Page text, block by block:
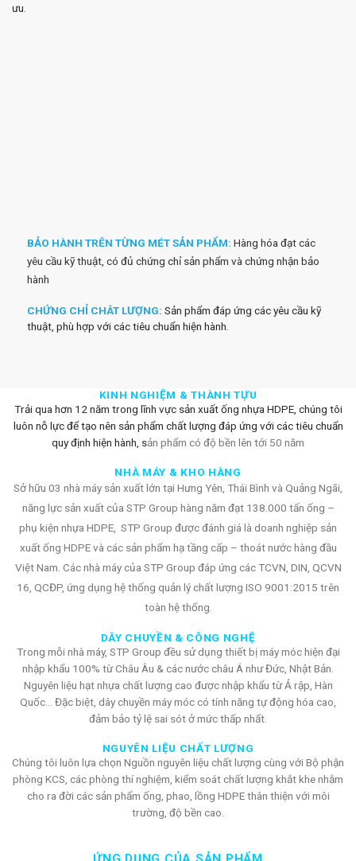
ưu.
BẢO HÀNH TRÊN TỪNG MÉT SẢN PHẨM: Hàng hóa đạt các
yêu cầu kỹ thuật, có đủ chứng chỉ sản phẩm và chứng nhận bảo
hành
CHỨNG CHỈ CHÂT LƯỢNG: Sản phẩm đáp ứng các yêu cầu kỹ
thuật, phù hợp với các tiêu chuẩn hiện hành.
KINH NGHIỆM & THÀNH TỰU
Trải qua hơn 12 năm trong lĩnh vực sản xuất ống nhựa HDPE, chúng tôi
luôn nỗ lực để tạo nên sản phẩm chất lượng đáp ứng với các tiêu chuẩn
quy định hiện hành, sản phẩm có độ bền lên tới 50 năm
NHÀ MÁY & KHO HÀNG
Sở hữu 03 nhà máy sản xuất lớn tại Hưng Yên, Thái Bình và Quảng Ngãi,
năng lực sản xuất của STP Group hàng năm đạt 138.000 tấn ống –
phụ kiện nhựa HDPE, STP Group được đánh giá là doanh nghiệp sản
xuất ống HDPE và các sản phẩm hạ tầng cấp – thoát nước hàng đầu
Việt Nam. Các nhà máy của STP Group đáp ứng các TCVN, DIN, QCVN
16, QCĐP, ứng dụng hệ thống quản lý chất lượng ISO 9001:2015 trên
toàn hệ thống.
DÂY CHUYỀN & CÔNG NGHỆ
Trong mỗi nhà máy, STP Group đều sử dụng thiết bị máy móc hiện đại
nhập khẩu 100% từ Châu Âu & các nước châu Á như Đức, Nhật Bản.
Nguyên liệu hạt nhựa chất lượng cao được nhập khẩu từ Ả rập, Hàn
Quốc… Đặc biệt, dây chuyền máy móc có tính năng tự động hóa cao,
đảm bảo tỷ lệ sai sót ở mức thấp nhất.
NGUYÊN LIỆU CHẤT LƯỢNG
Chúng tôi luôn lựa chọn Nguồn nguyên liệu chất lượng cùng với Bộ phận
phòng KCS, các phòng thí nghiệm, kiểm soát chất lượng khắt khe nhằm
cho ra đời các sản phẩm ống, phao, lồng HDPE thân thiện với môi
trường, độ bền cao.